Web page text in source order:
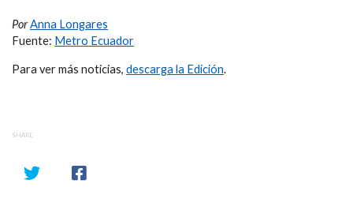
PorAnna Longares
Fuente: Metro Ecuador
Para ver más noticias, descarga la Edición.
SHARE